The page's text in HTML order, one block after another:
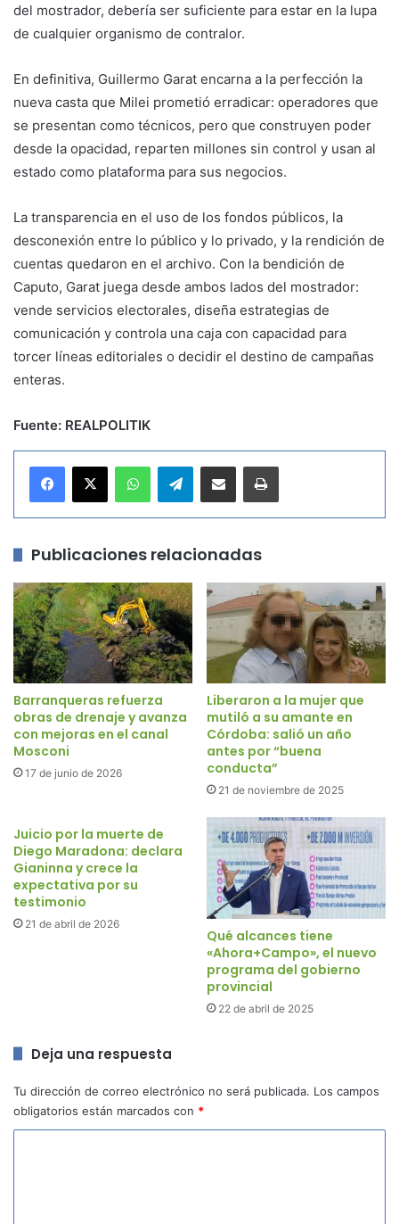
del mostrador, debería ser suficiente para estar en la lupa
de cualquier organismo de contralor.
En definitiva, Guillermo Garat encarna a la perfección la
nueva casta que Milei prometió erradicar: operadores que
se presentan como técnicos, pero que construyen poder
desde la opacidad, reparten millones sin control y usan al
estado como plataforma para sus negocios.
La transparencia en el uso de los fondos públicos, la
desconexión entre lo público y lo privado, y la rendición de
cuentas quedaron en el archivo. Con la bendición de
Caputo, Garat juega desde ambos lados del mostrador:
vende servicios electorales, diseña estrategias de
comunicación y controla una caja con capacidad para
torcer líneas editoriales o decidir el destino de campañas
enteras.
Fuente: REALPOLITIK
Telegram
Publicaciones relacionadas
Barranqueras refuerza
obras de drenaje y avanza
con mejoras en el canal
Mosconi
17 de junio de 2026
Liberaron a la mujer que
mutiló a su amante en
Córdoba: salió un año
antes por “buena
conducta”
21 de noviembre de 2025
Juicio por la muerte de
Diego Maradona: declara
Gianinna y crece la
expectativa por su
testimonio
21 de abril de 2026
Qué alcances tiene
«Ahora+Campo», el nuevo
programa del gobierno
provincial
22 de abril de 2025
Deja una respuesta
Tu dirección de correo electrónico no será publicada. Los campos
obligatorios están marcados con *